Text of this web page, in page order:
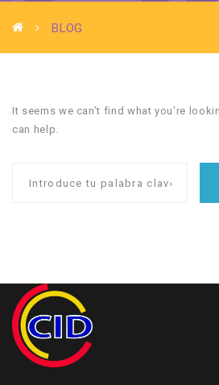
BLOG
It seems we can’t find what you’re
can help.